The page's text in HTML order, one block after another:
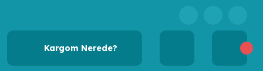
Kargom Nerede?